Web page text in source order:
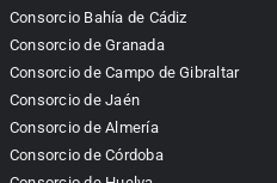
Consorcio Bahía de Cádiz
Consorcio de Granada
Consorcio de Campo de Gibraltar
Consorcio de Jaén
Consorcio de Almería
Consorcio de Córdoba